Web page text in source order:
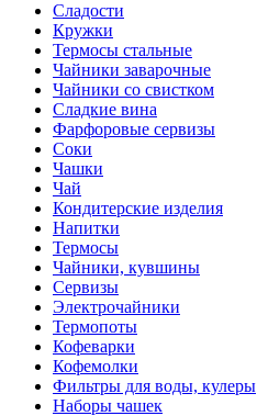
Сладости
Кружки
Термосы стальные
Чайники заварочные
Чайники со свистком
Сладкие вина
Фарфоровые сервизы
Соки
Чашки
Чай
Кондитерские изделия
Напитки
Термосы
Чайники, кувшины
Сервизы
Электрочайники
Термопоты
Кофеварки
Кофемолки
Фильтры для воды, кулеры
Наборы чашек